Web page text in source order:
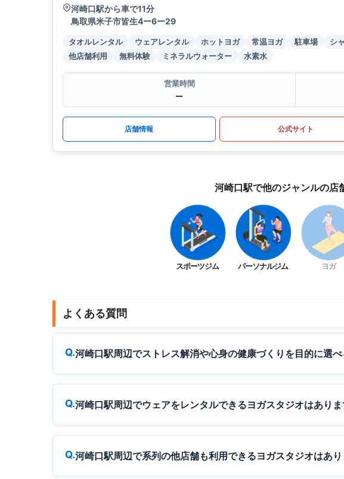
河崎口駅から車で11分
鳥取県米子市皆生4ー6ー29
タオルレンタル ウェアレンタル ホットヨガ 常温ヨガ 駐車場
シ
他店舗利用
無料体験 ミネラルウォーター 水素水
営業時間
ー
店舗情報 公式サイト
河崎口駅で他のジャンルの店
スポーツジム パーソナルジム ヨガ
よくある質問
河崎口駅周辺でストレス解消や心身の健康づくりを目的に選
河崎口駅周辺でウェアをレンタルできるヨガスタジオはありま
河崎口駅周辺で系列の他店舗も利用できるヨガスタジオはあり